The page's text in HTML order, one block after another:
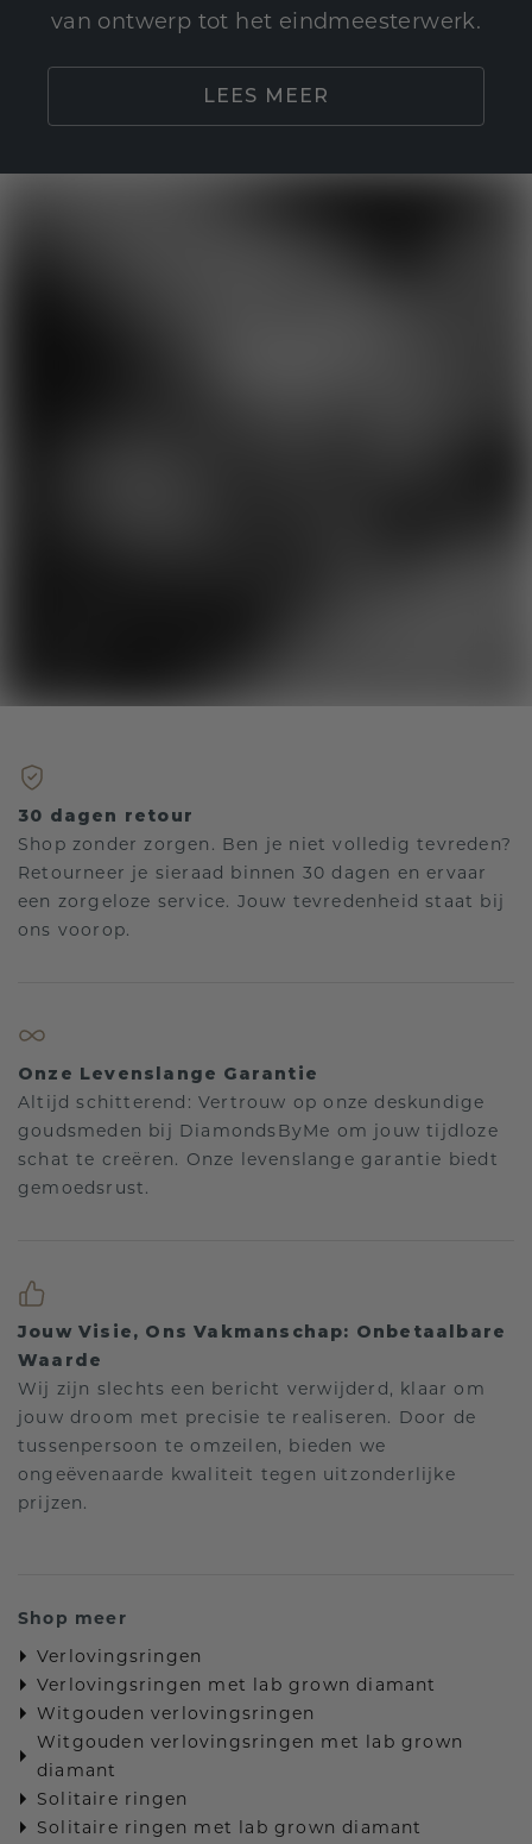
van ontwerp tot het eindmeesterwerk.
LEES MEER
30 dagen retour
Shop zonder zorgen. Ben je niet volledig tevreden?
Retourneer je sieraad binnen 30 dagen en ervaar
een zorgeloze service. Jouw tevredenheid staat bij
ons voorop.
Onze Levenslange Garantie
Altijd schitterend: Vertrouw op onze deskundige
goudsmeden bij DiamondsByMe om jouw tijdloze
schat te creëren. Onze levenslange garantie biedt
gemoedsrust.
Jouw Visie, Ons Vakmanschap: Onbetaalbare
Waarde
Wij zijn slechts een bericht verwijderd, klaar om
jouw droom met precisie te realiseren. Door de
tussenpersoon te omzeilen, bieden we
ongeëvenaarde kwaliteit tegen uitzonderlijke
prijzen.
Shop meer
Verlovingsringen
Verlovingsringen met lab grown diamant
Witgouden verlovingsringen
Witgouden verlovingsringen met lab grown
diamant
Solitaire ringen
Solitaire ringen met lab grown diamant